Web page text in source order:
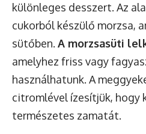
különleges desszert. Az
cukorból készülő morzsa,
sütőben. A morzsasüti
amelyhez friss vagy
használhatunk. A
citromlével ízesítjük, hogy
természetes zamatát.